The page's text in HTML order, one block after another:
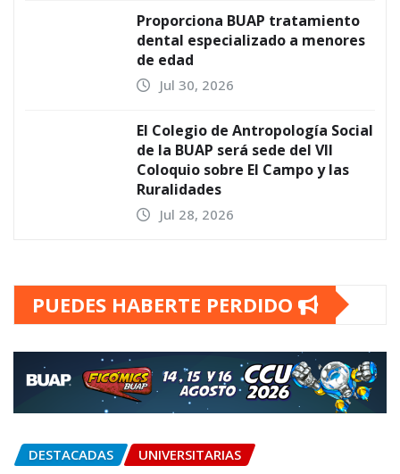
Proporciona BUAP tratamiento
dental especializado a menores
de edad
Jul 30, 2026
El Colegio de Antropología Social
de la BUAP será sede del VII
Coloquio sobre El Campo y las
Ruralidades
Jul 28, 2026
PUEDES HABERTE PERDIDO
DESTACADAS UNIVERSITARIAS